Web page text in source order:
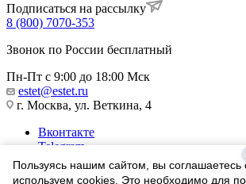
Подписаться на рассылку
8 (800) 7070-353
Звонок по России бесплатный
Пн-Пт с 9:00 до 18:00 Мск
estet@estet.ru
г. Москва, ул. Веткина, 4
Вконтакте
Telegram
Одноклассники
WhatsApp
Пользуясь нашим сайтом, вы соглашаетесь
используем cookies. Это необходимо для